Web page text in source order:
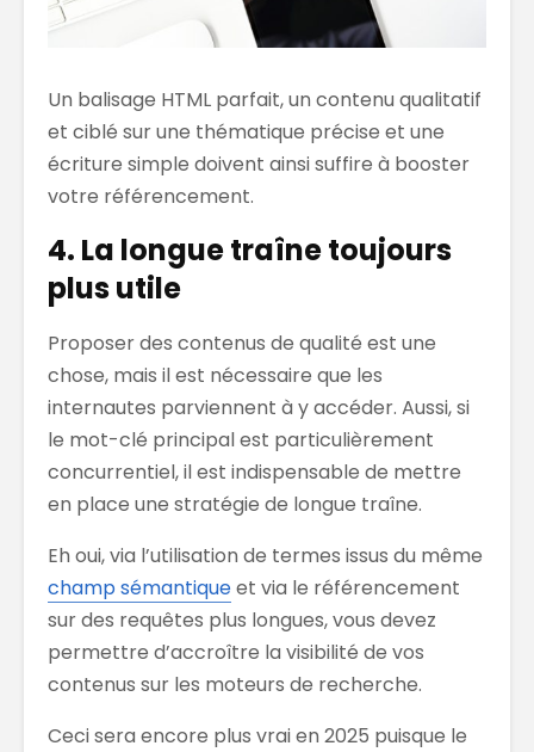
Un balisage HTML parfait, un contenu qualitatif
et ciblé sur une thématique précise et une
écriture simple doivent ainsi suffire à booster
votre référencement.
4. La longue traîne toujours
plus utile
Proposer des contenus de qualité est une
chose, mais il est nécessaire que les
internautes parviennent à y accéder. Aussi, si
le mot-clé principal est particulièrement
concurrentiel, il est indispensable de mettre
en place une stratégie de longue traîne.
Eh oui, via l’utilisation de termes issus du même
champ sémantiqueet via le référencement
sur des requêtes plus longues, vous devez
permettre d’accroître la visibilité de vos
contenus sur les moteurs de recherche.
Ceci sera encore plus vrai en 2025 puisque le